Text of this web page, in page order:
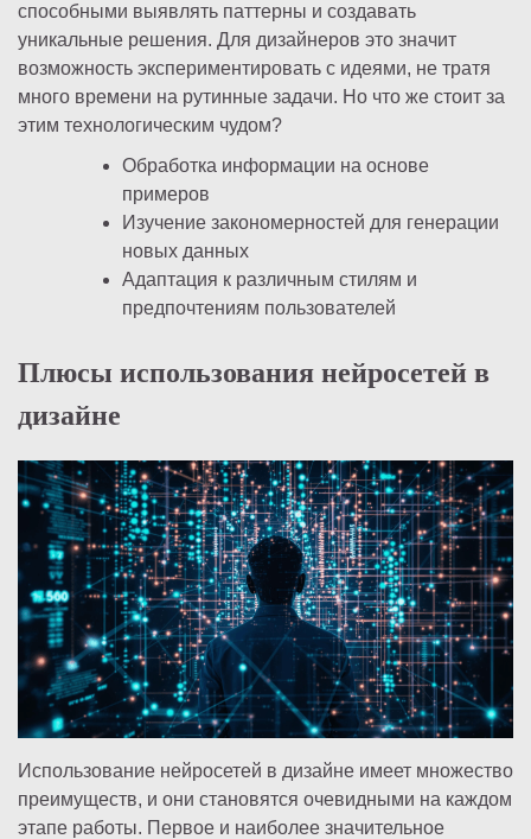
способными выявлять паттерны и создавать
уникальные решения. Для дизайнеров это значит
возможность экспериментировать с идеями, не тратя
много времени на рутинные задачи. Но что же стоит за
этим технологическим чудом?
Обработка информации на основе
примеров
Изучение закономерностей для генерации
новых данных
Адаптация к различным стилям и
предпочтениям пользователей
Плюсы использования нейросетей в
дизайне
Использование нейросетей в дизайне имеет множество
преимуществ, и они становятся очевидными на каждом
этапе работы. Первое и наиболее значительное